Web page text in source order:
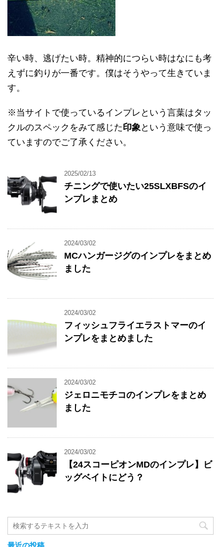
辛い時、逃げたい時。精神的につらい時はなにも考
えずに釣りが一番です。僕はそうやって生きていま
す。
※当サイトで使っているインプレという言葉はタッ
クルのスペックをみて感じた印象という意味で使っ
ていますのでご了承ください。
2025/02/13
チニングで使いたい25SLXBFSのイ
ンプレまとめ
2024/03/02
MCハンガージグのインプレをまとめ
ました
2024/03/02
フィッシュフライエラストマーのイ
ンプレをまとめました
2024/03/02
ジェロニモチコのインプレをまとめ
ました
2024/03/02
【24スコーピオンMDのインプレ】ビ
ッグベイトにどう？